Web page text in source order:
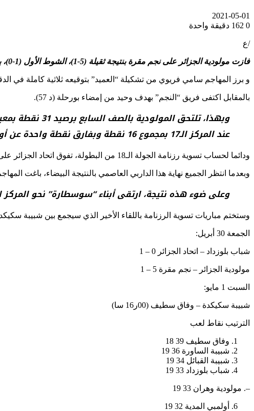
2021-05-01
0
دقيقة واحدة
/ع
فازت مولودية الجزائر على نجم مقرة بنتيجة ثقيلة (5-1)، الشوط الأول (1-0)، بملعب 5 جويلية الأولمبي (الجزائر العاصمة)، لحساب تسوية رزنامة الجولة الـ18 من بطولة الرابطة المحترفة الأولى لكرة القدم.
و برز المهاجم سامي فريوي من تشكيلة “العميد” بتوقيعه ثلاثية كاملة في الدقائق (59 و 69 و 78)، كما سجل بن ساحة الهدف الأول (د 45+1) و بورديم الهدف
بالمقابل اكتفى فريق “النجم” بهدف وحيد من إمضاء بورحلة (د 57).
وبهذا،
عند المركز الـ17 بمجموع 16 نقطة وبفارق نقطة واحدة عن أول المهديين بالنزول للقسم الثاني.
ودائما لحساب تسوية رزنامة الجولة الـ18 من البطولة، تفوق اتحاد الجزائر على مضيفه شباب بلوزداد بنتيجة (1-0)، بملعب 20 أوت-1955 بالعناصر (الجزائر)، خلال ظهيرة أمس الجمعة.
وبعدما انتظر الجميع نهاية هذا الداربي العاصمي بالنتيجة البيضاء، باغت
وعلى ضوء هذه نتيجة، ارتقى أبناء “سوسطارة” نحو المركز السابع (31 نقطة)، بينما يبقى أبناء “لعقيبة” عند المركز الرابع (33 نقطة)
وستختم مباريات تسوية الرزنامة باللقاء الأخير الذي سيجمع بين شبيبة سكيكدة
الجمعة 30 أبريل:
شباب بلوزداد – اتحاد الجزائر 0 – 1
مولودية الجزائر – نجم مقرة 5 – 1
السبت 1 مايو:
شبيبة سكيكدة – وفاق سطيف (00ر16 سا)
الترتيب نقاط لعب
وفاق سطيف 39 18
شبيبة الساورة 36 19
شبيبة القبائل 34 19
شباب بلوزداد 33 19
–. مولودية وهران 33 19
أولمبي المدية 32 19